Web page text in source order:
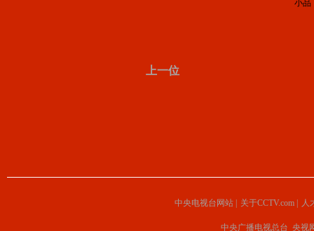
上一位
小品
中央电视台网站 关于CCTV.com 人
中央广播电视总台 央视